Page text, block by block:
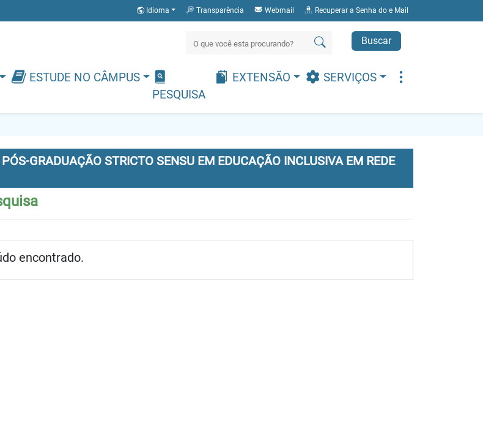
Idioma Transparência Webmail Recuperar a Senha do e Mail
Buscar
ESTUDE NO CÂMPUS
PESQUISA
EXTENSÃO SERVIÇOS
GRADUAÇÃO STRICTO SENSU EM EDUCAÇÃO INCLUSIVA EM REDE
encontrado.